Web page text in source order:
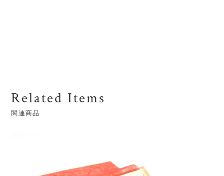
Related Items
関連商品